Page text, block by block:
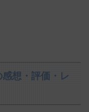
想・評価・レ